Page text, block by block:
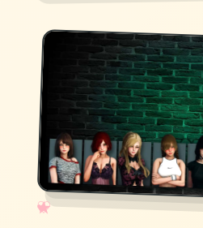
✧
♡
★
♥